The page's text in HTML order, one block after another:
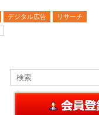
デジタル広告
リサーチ